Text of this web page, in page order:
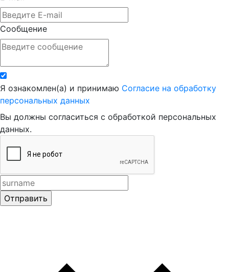
Сообщение
Я ознакомлен(а) и принимаю Согласие на обработку
персональных данных
Вы должны согласиться с обработкой персональных
данных.